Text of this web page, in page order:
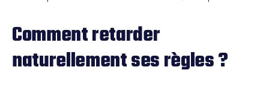
Comment retarder
naturellement ses règles ?